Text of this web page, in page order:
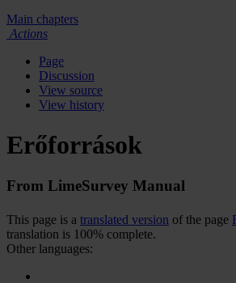
Main chapters
Actions
Page
Discussion
View source
View history
Erőforrások
From LimeSurvey Manual
This page is a translated version of the page
translation is 100% complete.
Other languages: